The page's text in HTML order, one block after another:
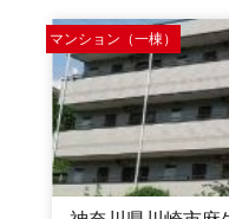
マンション（一棟）